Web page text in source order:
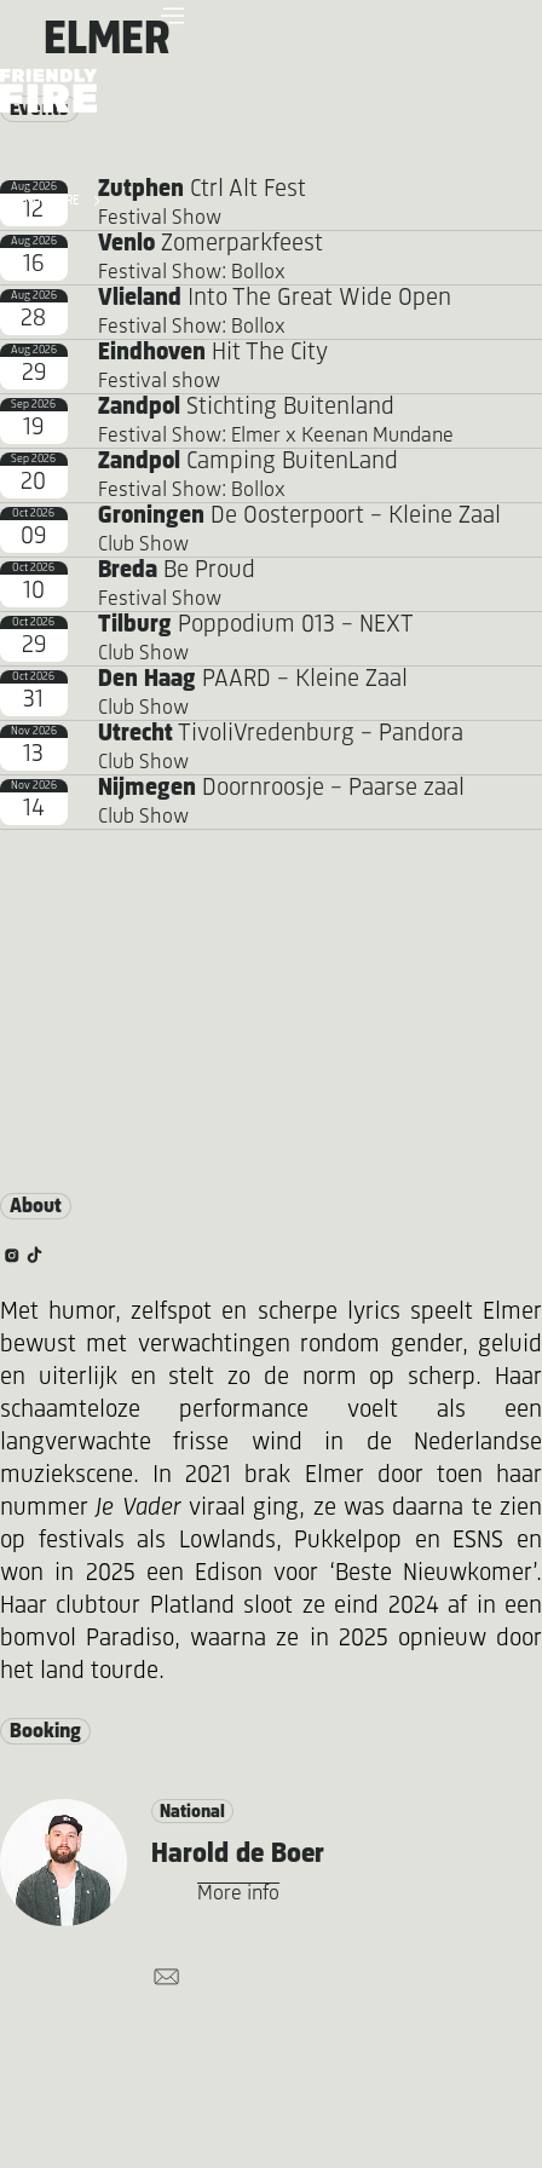
FRIENDLY FIRE
ELMER
Events
Aug 2026
12
Zutphen Ctrl Alt Fest
Festival Show
Aug 2026
16
VenloZomerparkfeest
Festival Show: Bollox
Aug 2026
28
Vlieland Into The Great Wide Open
Festival Show: Bollox
Aug 2026
29
Eindhoven Hit The City
Festival show
Sep 2026
19
Zandpol Stichting Buitenland
Festival Show: Elmer x Keenan Mundane
Sep 2026
20
Zandpol Camping BuitenLand
Festival Show: Bollox
Oct 2026
09
Groningen De Oosterpoort - Kleine Zaal
Club Show
Oct 2026
10
BredaBe Proud
Festival Show
Oct 2026
29
Tilburg Poppodium 013 - NEXT
Club Show
Oct 2026
31
Den Haag PAARD - Kleine Zaal
Club Show
Nov 2026
13
UtrechtTivoliVredenburg - Pandora
Club Show
Nov 2026
14
Nijmegen Doornroosje - Paarse zaal
Club Show
About
Met humor, zelfspot en scherpe lyrics speelt Elmer
bewust met verwachtingen rondom gender, geluid
en uiterlijk en stelt zo de norm op scherp. Haar
schaamteloze performance voelt als een
langverwachte frisse wind in de Nederlandse
muziekscene. In 2021 brak Elmer door toen haar
nummerJe Vaderviraal ging, ze was daarna te zien
op festivals als Lowlands, Pukkelpop en ESNS en
won in 2025 een Edison voor ‘Beste Nieuwkomer’.
Haar clubtour Platland sloot ze eind 2024 af in een
bomvol Paradiso, waarna ze in 2025 opnieuw door
het land tourde.
Booking
National
Harold de Boer
More info